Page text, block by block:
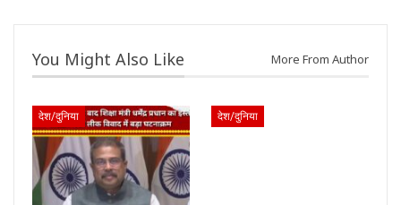
You Might Also Like More From Author
देश/दुनिया देश/दुनिया